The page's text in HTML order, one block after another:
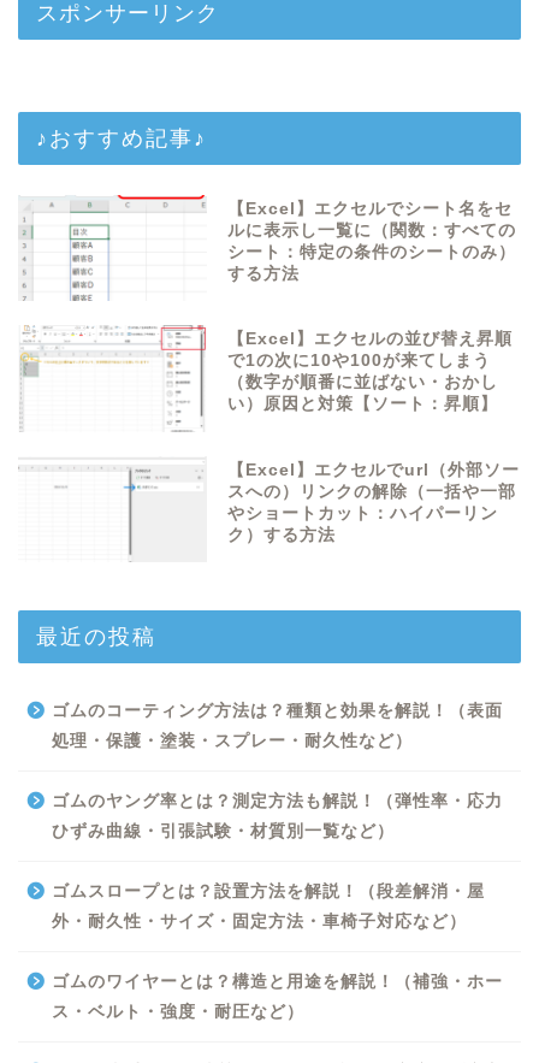
スポンサーリンク
♪おすすめ記事♪
【Excel】エクセルでシート名をセ
ルに表示し一覧に（関数：すべての
シート：特定の条件のシートのみ）
する方法
【Excel】エクセルの並び替え昇順
で1の次に10や100が来てしまう
（数字が順番に並ばない・おかし
い）原因と対策【ソート：昇順】
【Excel】エクセルでurl（外部ソー
スへの）リンクの解除（一括や一部
やショートカット：ハイパーリン
ク）する方法
最近の投稿
ゴムのコーティング方法は？種類と効果を解説！（表面
処理・保護・塗装・スプレー・耐久性など）
ゴムのヤング率とは？測定方法も解説！（弾性率・応力
ひずみ曲線・引張試験・材質別一覧など）
ゴムスロープとは？設置方法を解説！（段差解消・屋
外・耐久性・サイズ・固定方法・車椅子対応など）
ゴムのワイヤーとは？構造と用途を解説！（補強・ホー
ス・ベルト・強度・耐圧など）